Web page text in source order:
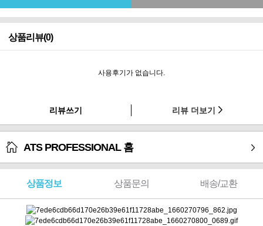
상품리뷰(0)
사용후기가 없습니다.
리뷰쓰기 리뷰 더보기
ATS PROFESSIONAL 홈
상품정보 상품문의 배송/교환